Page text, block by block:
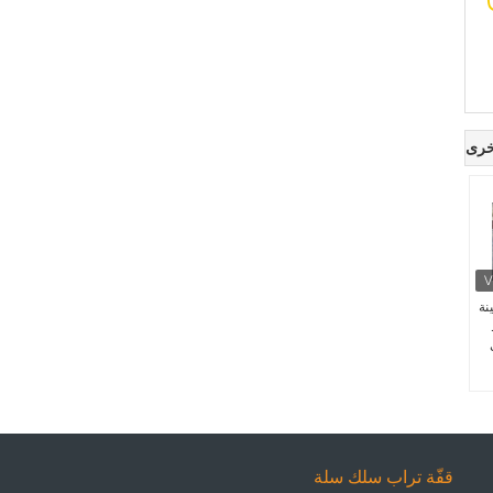
قفّة تراب سلك سلة